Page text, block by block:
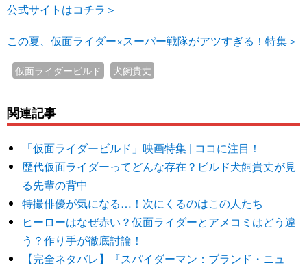
公式サイトはコチラ＞
この夏、仮面ライダー×スーパー戦隊がアツすぎる！特集＞
仮面ライダービルド 犬飼貴丈
関連記事
「仮面ライダービルド」映画特集 | ココに注目！
歴代仮面ライダーってどんな存在？ビルド犬飼貴丈が見
る先輩の背中
特撮俳優が気になる…！次にくるのはこの人たち
ヒーローはなぜ赤い？仮面ライダーとアメコミはどう違
う？作り手が徹底討論！
【完全ネタバレ】『スパイダーマン：ブランド・ニュ